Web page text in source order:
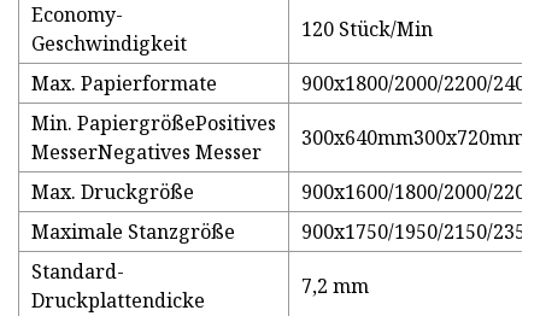
Economy-
Geschwindigkeit
120 Stück/Min
Max. Papierformate
900x1800/2000/2200/
Min. PapiergrößePositives
MesserNegatives Messer
300x640mm300x720mm
Max. Druckgröße
900x1600/1800/2000/
Maximale Stanzgröße
900x1750/1950/2150/
Standard-
Druckplattendicke
7,2 mm